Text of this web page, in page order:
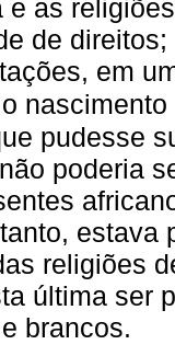
e as
de
em
pudesse
poderia
estava
religiões
última ser
brancos.